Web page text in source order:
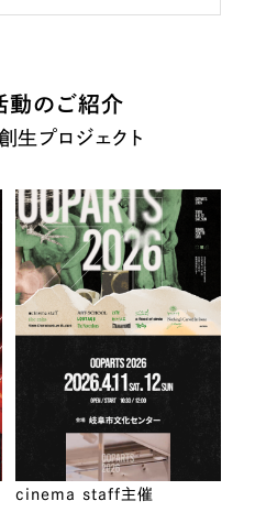
動のご紹介
生プロジェクト
cinema staff主催